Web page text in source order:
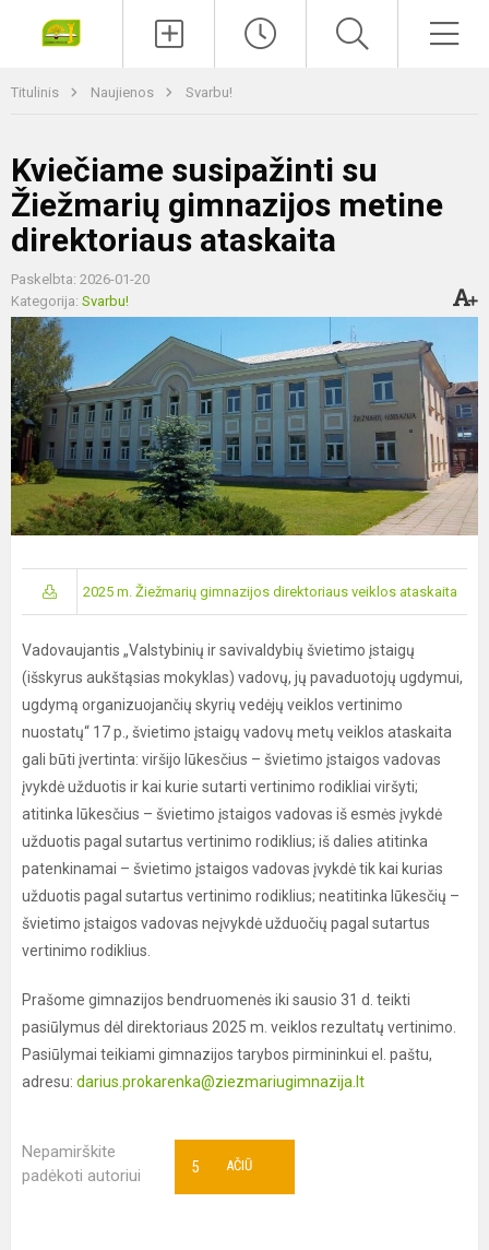
Titulinis Naujienos Svarbu!
Kviečiame susipažinti su
Žiežmarių gimnazijos metine
direktoriaus ataskaita
Paskelbta: 2026-01-20
Kategorija: Svarbu!
2025 m. Žiežmarių gimnazijos direktoriaus veiklos ataskaita
Vadovaujantis „Valstybinių ir savivaldybių švietimo įstaigų
(išskyrus aukštąsias mokyklas) vadovų, jų pavaduotojų ugdymui,
ugdymą organizuojančių skyrių vedėjų veiklos vertinimo
nuostatų“ 17 p., švietimo įstaigų vadovų metų veiklos ataskaita
gali būti įvertinta: viršijo lūkesčius – švietimo įstaigos vadovas
įvykdė užduotis ir kai kurie sutarti vertinimo rodikliai viršyti;
atitinka lūkesčius – švietimo įstaigos vadovas iš esmės įvykdė
užduotis pagal sutartus vertinimo rodiklius; iš dalies atitinka
patenkinamai – švietimo įstaigos vadovas įvykdė tik kai kurias
užduotis pagal sutartus vertinimo rodiklius; neatitinka lūkesčių –
švietimo įstaigos vadovas neįvykdė užduočių pagal sutartus
vertinimo rodiklius.
Prašome gimnazijos bendruomenės iki sausio 31 d. teikti
pasiūlymus dėl direktoriaus 2025 m. veiklos rezultatų vertinimo.
Pasiūlymai teikiami gimnazijos tarybos pirmininkui el. paštu,
adresu: darius.prokarenka@ziezmariugimnazija.lt
Nepamirškite
padėkoti autoriui
AČIŪ
5